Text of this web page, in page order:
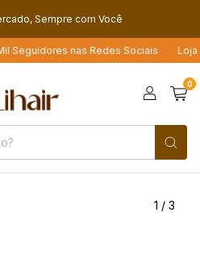
Sempre com Você
nas Redes Sociais Loja
0
1 / 3